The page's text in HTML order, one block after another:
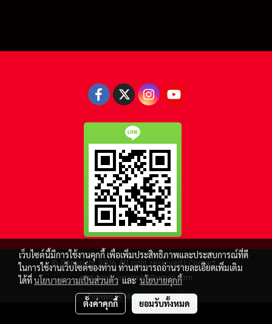
© Copyright 2016 All right reserved.| Contact :
motormillionaire69@gmail.com
Powered byMakeWebEasy.com
เว็บไซต์นี้มีการใช้งานคุกกี้ เพื่อเพิ่มประสิทธิภาพและประสบการณ์ที่ดี
ในการใช้งานเว็บไซต์ของท่าน ท่านสามารถอ่านรายละเอียดเพิ่มเติม
ได้ที่นโยบายความเป็นส่วนตัวและนโยบายคุกกี้
ตั้งค่าคุกกี้ ยอมรับทั้งหมด